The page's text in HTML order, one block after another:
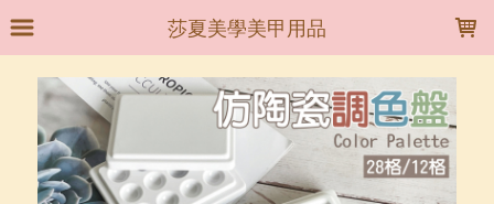
莎夏美學美甲用品